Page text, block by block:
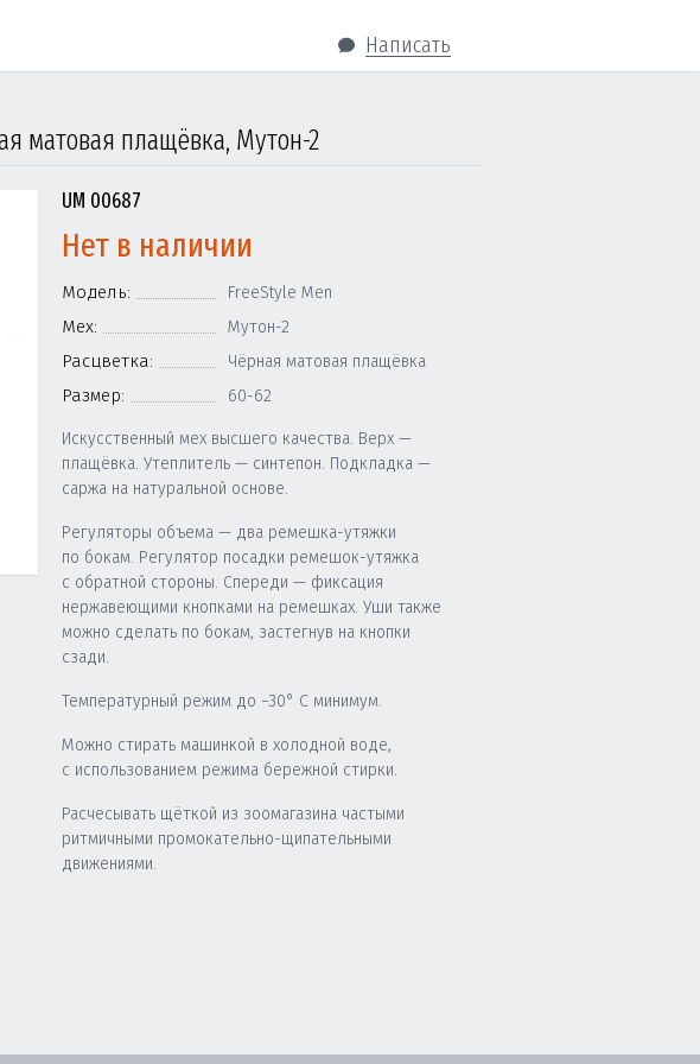
Написать
матовая плащёвка, Мутон-2
UM 00687
Нет в наличии
Модель: FreeStyle Men
Мех: Мутон-2
Расцветка: Чёрная матовая плащёвка
Размер: 60-62
Искусственный мех высшего качества. Верх —
плащёвка. Утеплитель — синтепон. Подкладка —
саржа на натуральной основе.
Регуляторы объема — два ремешка-утяжки
по бокам. Регулятор посадки ремешок-утяжка
с обратной стороны. Спереди — фиксация
нержавеющими кнопками на ремешках. Уши также
можно сделать по бокам, застегнув на кнопки
сзади.
Температурный режим до −30° C минимум.
Можно стирать машинкой в холодной воде,
с использованием режима бережной стирки.
Расчесывать щёткой из зоомагазина частыми
ритмичными промокательно-щипательными
движениями.